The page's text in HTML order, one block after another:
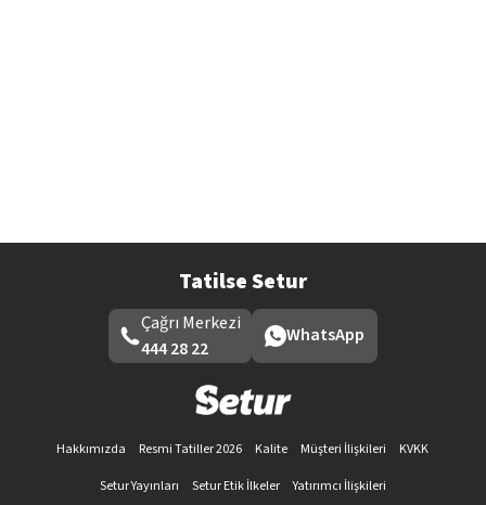
Tatilse Setur
Çağrı Merkezi
444 28 22
WhatsApp
Hakkımızda Resmi Tatiller 2026 Kalite Müşteri İlişkileri
KVKK
Setur Yayınları
Setur Etik İlkeler
Yatırımcı İlişkileri